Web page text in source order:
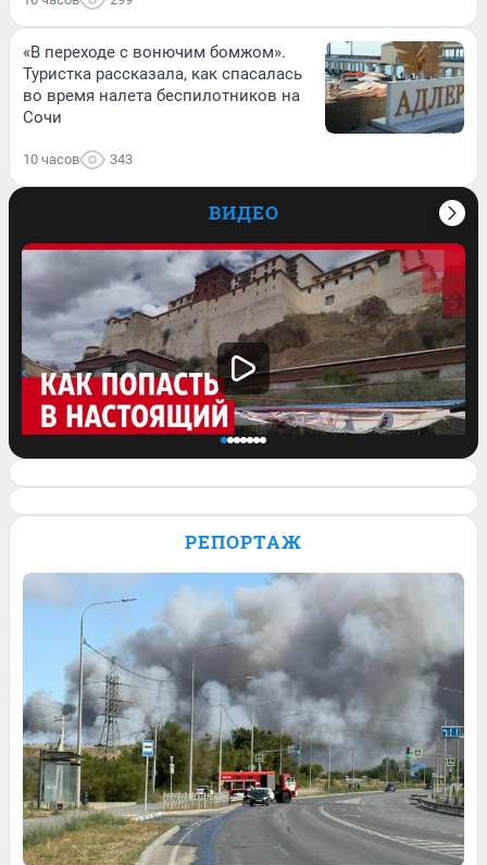
«В переходе с вонючим бомжом».
Туристка рассказала, как спасалась
во время налета беспилотников на
Сочи
10 часов 343
ВИДЕО
Что увидел там бывалый
Обсудить
Обсудить 1 Обсудить
РЕПОРТАЖ